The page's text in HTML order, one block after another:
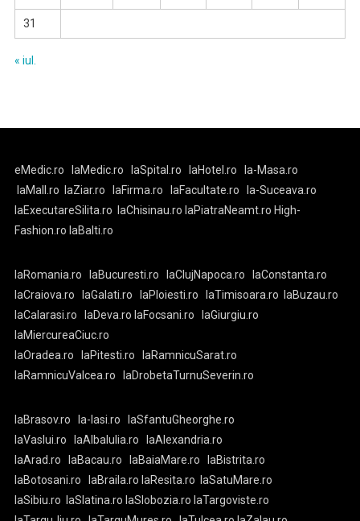
31
« iul.
eMedic.ro laMedic.ro laSpital.ro laHotel.ro
la-Masa.ro
laMall.ro
laZiar.ro laFirma.ro laFacultate.ro
la-Suceava.ro
laExecutareSilita.ro
laChisinau.ro laPiatraNeamt.ro High-
Fashion.ro laBalti.ro
laRomania.ro laBucuresti.ro laClujNapoca.ro
laConstanta.ro
laCraiova.ro
laGalati.ro laPloiesti.ro laTimisoara.ro
laBuzau.ro
laCalarasi.ro
laDeva.ro laFocsani.ro
laGiurgiu.ro
laMiercureaCiuc.ro
laOradea.ro
laPitesti.ro
laRamnicuSarat.ro
laRamnicuValcea.ro
laDrobetaTurnuSeverin.ro
laBrasov.ro la-Iasi.ro
laSfantuGheorghe.ro
laVaslui.ro
laAlbaIulia.ro
laAlexandria.ro
laArad.ro
laBacau.ro laBaiaMare.ro
laBistrita.ro
laBotosani.ro
laBraila.ro laResita.ro
laSatuMare.ro
laSibiu.ro
laSlatina.ro laSlobozia.ro laTargoviste.ro